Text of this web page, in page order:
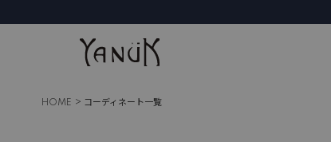
HOME コーディネート一覧